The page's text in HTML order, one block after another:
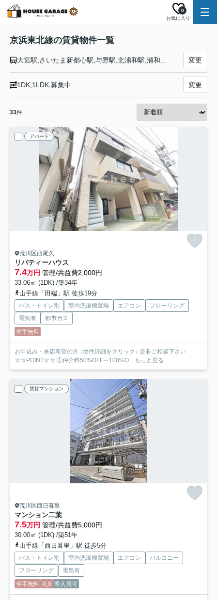
お気に入り
0
京浜東北線の賃貸物件一覧
変更
1DK,1LDK,募集中 変更
33件
アパート
荒川区西尾久
リバティーハウス
7.4万円 管理/共益費2,000円
33.06㎡ (1DK) /築34年
山手線「田端」駅 徒歩19分
バス・トイレ別 室内洗濯機置場 エアコン
フローリング
電気有
都市ガス
仲手無料
お申込み・来店希望の方 ↓物件詳細をクリック↓ 是非ご相談下さい
☆☆POINT☆☆ ①仲介料50%OFF～100%O... もっと見る
賃貸マンション
荒川区西日暮里
マンション二葉
7.5万円 管理/共益費5,000円
30.00㎡ (1DK) /築51年
山手線「西日暮里」駅 徒歩5分
バス・トイレ別 室内洗濯機置場 エアコン
バルコニー
フローリング
電気有
仲手無料 礼0 即入居可